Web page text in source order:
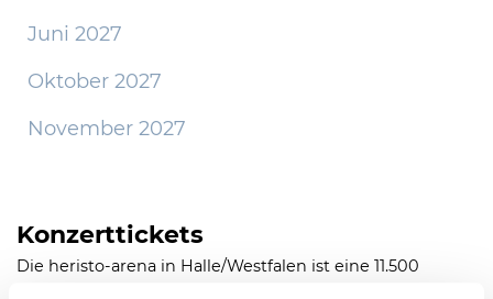
Juni 2027
Oktober 2027
November 2027
Konzerttickets
Die heristo-arena in Halle/Westfalen ist eine 11.500